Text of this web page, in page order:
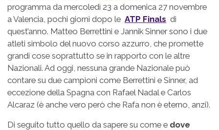
programma da mercoledì 23 a domenica 27 novembre
a Valencia, pochi giorni dopo le ATP Finals di
quest’anno. Matteo Berrettini e Jannik Sinner sono i due
atleti simbolo del nuovo corso azzurro, che promette
grandi cose soprattutto se in rapporto con le altre
Nazionali. Ad oggi, nessuna grande Nazionale può
contare su due campioni come Berrettini e Sinner, ad
eccezione della Spagna con Rafael Nadal e Carlos
Alcaraz (è anche vero però che Rafa non è eterno, anzi).
Di seguito tutto quello da sapere su come e dove